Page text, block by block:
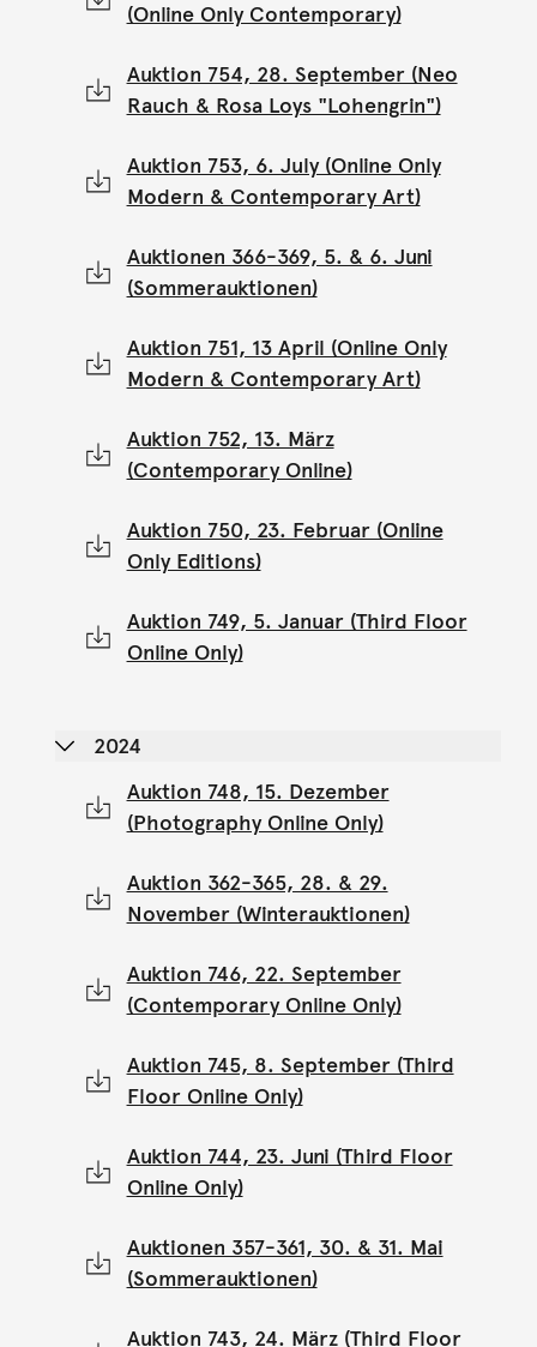
(Online Only Contemporary)
Auktion 754, 28. September (Neo
Rauch & Rosa Loys "Lohengrin")
Auktion 753, 6. July (Online Only
Modern & Contemporary Art)
Auktionen 366-369, 5. & 6. Juni
(Sommerauktionen)
Auktion 751, 13 April (Online Only
Modern & Contemporary Art)
Auktion 752, 13. März
(Contemporary Online)
Auktion 750, 23. Februar (Online
Only Editions)
Auktion 749, 5. Januar (Third Floor
Online Only)
2024
Auktion 748, 15. Dezember
(Photography Online Only)
Auktion 362-365, 28. & 29.
November (Winterauktionen)
Auktion 746, 22. September
(Contemporary Online Only)
Auktion 745, 8. September (Third
Floor Online Only)
Auktion 744, 23. Juni (Third Floor
Online Only)
Auktionen 357-361, 30. & 31. Mai
(Sommerauktionen)
Auktion 743, 24. März (Third Floor